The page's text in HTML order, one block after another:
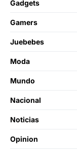
Gadgets
Gamers
Juebebes
Moda
Mundo
Nacional
Noticias
Opinion